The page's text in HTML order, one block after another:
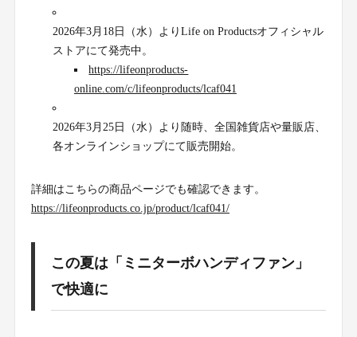
2026年3月18日（水）よりLife on Productsオフィシャル
ストアにて発売中。
https://lifeonproducts-
online.com/c/lifeonproducts/lcaf041
2026年3月25日（水）より随時、全国雑貨店や量販店、
各オンラインショップにて販売開始。
詳細はこちらの商品ページでも確認できます。
https://lifeonproducts.co.jp/product/lcaf041/
この夏は「ミニターボハンディファン」
で快適に